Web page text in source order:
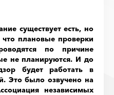
существует есть, но
что плановые проверки
по причине
не планируются. И до
будет работать в
Это было озвучено на
независимых